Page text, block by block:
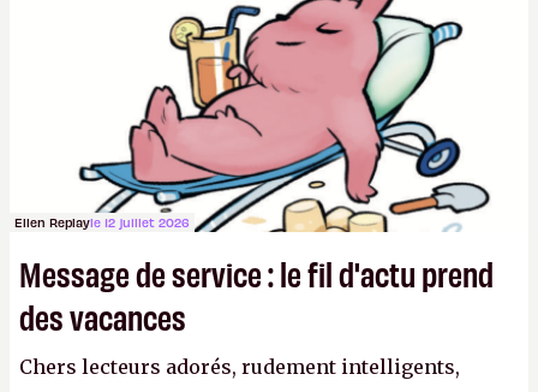
joueurs majeurs (+32 %). L'avenir appartient donc
aux adultes, qui ne sont jamais que des enfants
avec du pouvoir d'achat.P.
Ellen Replayle 12 juillet 2026
Message de service : le fil d'actu prend
des vacances
Chers lecteurs adorés, rudement intelligents,